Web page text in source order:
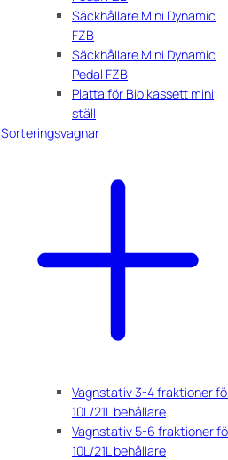
Säckhållare Mini Dynamic
FZB
Säckhållare Mini Dynamic
Pedal FZB
Platta för Bio kassett mini
ställ
Sorteringsvagnar
Vagnstativ 3-4 fraktioner
10L/21L behållare
Vagnstativ 5-6 fraktioner
10L/21L behållare